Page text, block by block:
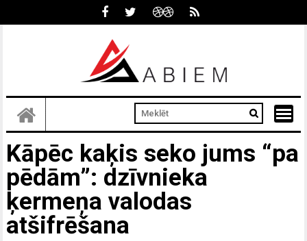
Kāpēc kaķis seko jums “pa
pēdām”: dzīvnieka
ķermeņa valodas
atšifrēšana